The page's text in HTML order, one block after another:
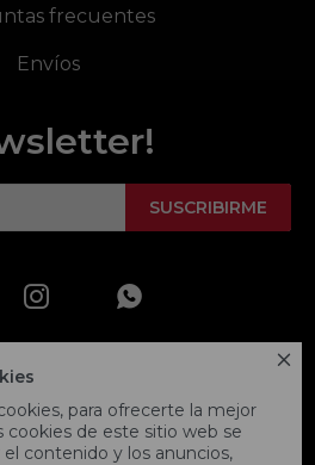

para ofrecerte la mejor
cookies de este sitio web se
el contenido y los anuncios,
frecuentes
Envíos
SUSCRIBIRME
 